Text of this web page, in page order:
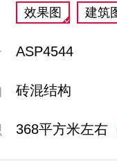
效果图 建筑
ASP4544
砖混结构
368平方米左右